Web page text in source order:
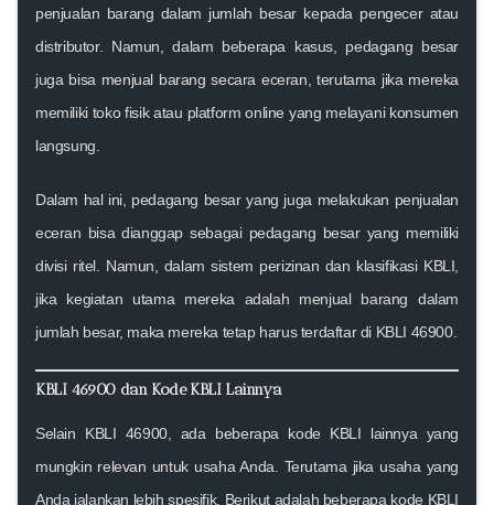
penjualan barang dalam jumlah besar kepada pengecer atau
distributor. Namun, dalam beberapa kasus, pedagang besar
juga bisa menjual barang secara eceran, terutama jika mereka
memiliki toko fisik atau platform online yang melayani konsumen
langsung.
Dalam hal ini, pedagang besar yang juga melakukan penjualan
eceran bisa dianggap sebagai pedagang besar yang memiliki
divisi ritel. Namun, dalam sistem perizinan dan klasifikasi KBLI,
jika kegiatan utama mereka adalah menjual barang dalam
jumlah besar, maka mereka tetap harus terdaftar di KBLI 46900.
KBLI 46900 dan Kode KBLI Lainnya
Selain KBLI 46900, ada beberapa kode KBLI lainnya yang
mungkin relevan untuk usaha Anda. Terutama jika usaha yang
Anda jalankan lebih spesifik. Berikut adalah beberapa kode KBLI